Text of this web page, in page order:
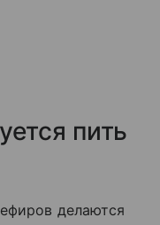
пить
делаются